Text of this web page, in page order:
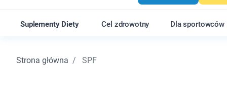
Suplementy Diety Cel zdrowotny Dla sportowców
Strona główna SPF